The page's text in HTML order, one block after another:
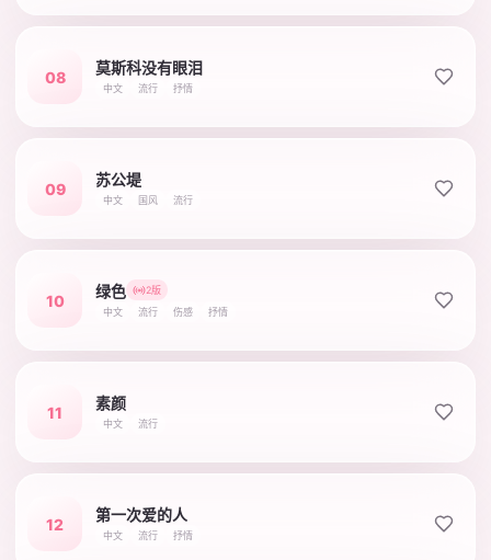
08
莫斯科没有眼泪
中文 流行 抒情
09
苏公堤
中文 国风 流行
10
绿色
2版
中文
流行 伤感 抒情
11
素颜
中文 流行
12
第一次爱的人
中文 流行 抒情